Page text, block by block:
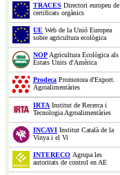
TRACES Directori europeu de
certificats orgànics
UE Web de la Unió Europea
sobre agricultura ecològica
NOPAgricultura Ecològica als
Estats Units d'Amèrica
Prodeca Promotora d'Export.
Agroalimentàries
IRTA Institut de Recerca i
Tecnologia Agroalimentàries
INCAVI Institut Català de la
Vinya i el Vi
INTERECO Agrupa les
autoritats de control en AE